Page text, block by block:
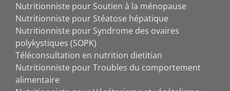
Nutritionniste pour Soutien à la ménopause
Nutritionniste pour Stéatose hépatique
Nutritionniste pour Syndrome des ovaires
polykystiques (SOPK)
Téléconsultation en nutrition dietitian
Nutritionniste pour Troubles du comportement
alimentaire